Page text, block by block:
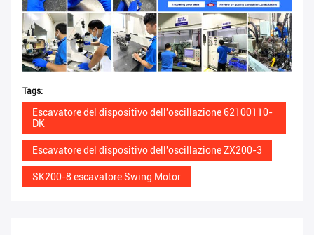
Tags:
Escavatore del dispositivo dell'oscillazione 62100110-
DK
Escavatore del dispositivo dell'oscillazione ZX200-3
SK200-8 escavatore Swing Motor